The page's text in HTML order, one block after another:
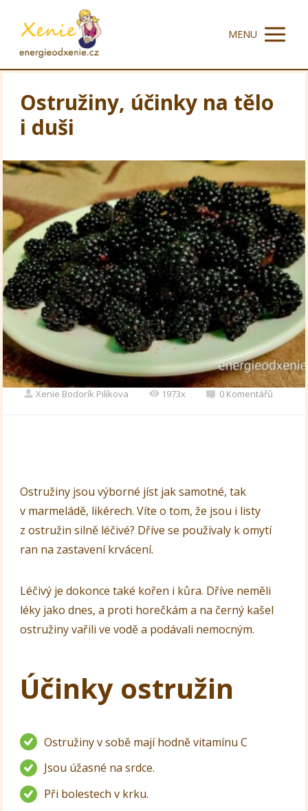
MENU
Ostružiny, účinky na tělo
i duši
Xenie Bodorík Pilíkova 1973x 0 Komentářů
Ostružiny jsou výborné jíst jak samotné, tak
v marmeládě, likérech. Víte o tom, že jsou i listy
z ostružin silně léčivé? Dříve se používaly k omytí
ran na zastavení krvácení.
Léčivý je dokonce také kořen i kůra. Dříve neměli
léky jako dnes, a proti horečkám a na černý kašel
ostružiny vařili ve vodě a podávali nemocným.
Účinky ostružin
Ostružiny v sobě mají hodně vitamínu C
Jsou úžasné na srdce.
Při bolestech v krku.